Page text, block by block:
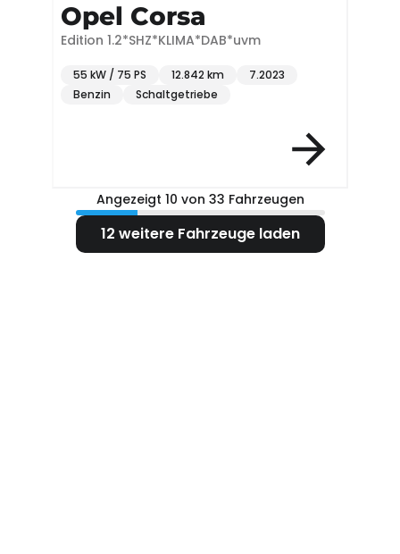
Opel Corsa
Edition 1.2*SHZ*KLIMA*DAB*uvm
55 kW / 75 PS 12.842 km
7.2023
Benzin
Schaltgetriebe
Angezeigt 10 von 33 Fahrzeugen
12 weitere Fahrzeuge laden